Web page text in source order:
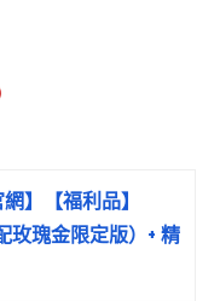
】
【福利品】
玫瑰金限定版）+ 精